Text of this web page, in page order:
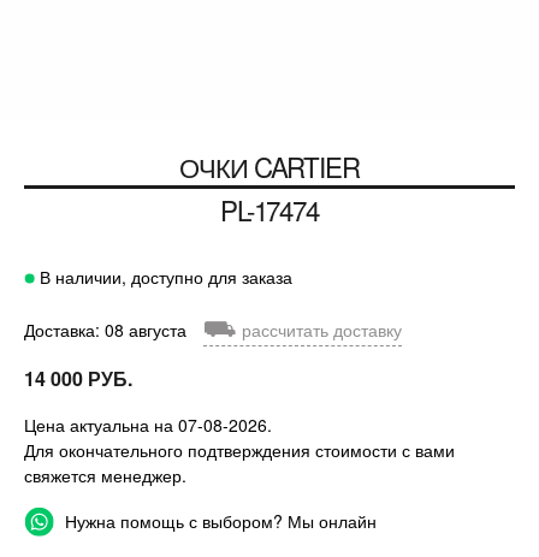
ОЧКИ CARTIER
PL-17474
В наличии, доступно для заказа
Доставка: 08 августа ⛟ рассчитать доставку
14 000 РУБ.
Цена актуальна на 07-08-2026.
Для окончательного подтверждения стоимости с вами
свяжется менеджер.
Нужна помощь с выбором? Мы онлайн